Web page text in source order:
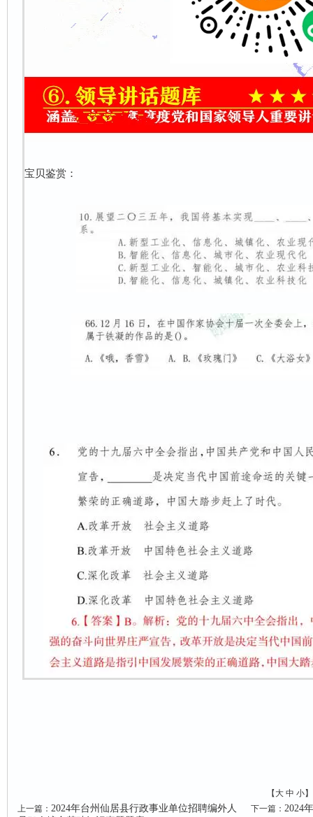
宝贝鉴赏：
【 大 中 小
上一篇： 2024年台州仙居县行政事业单位招聘编外人
下一篇： 2024